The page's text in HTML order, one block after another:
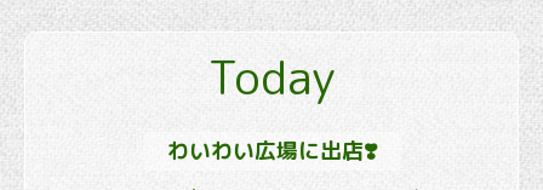
Today
わいわい広場に出店❣️